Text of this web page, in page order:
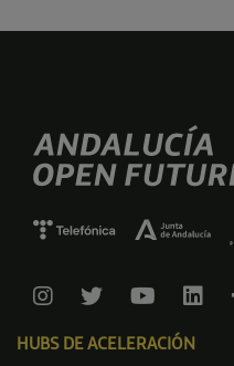
HUBS DE ACELERACIÓN